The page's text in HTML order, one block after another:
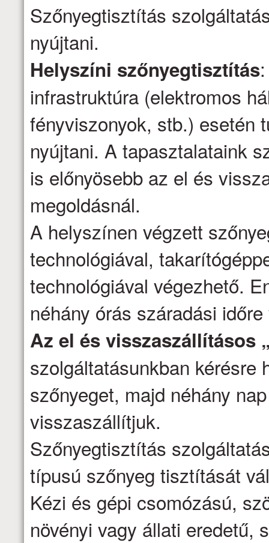
Szőnyegtisztítás
nyújtani.
Helyszíni szőnyegtisztítás
infrastruktúra (elektromos
fényviszonyok, stb.) esetén
nyújtani. A tapasztalataink
is előnyösebb az el és
megoldásnál.
A helyszínen végzett
technológiával,
technológiával végezhető.
néhány órás száradási
Az el és visszaszállításos
szolgáltatásunkban kérésre
szőnyeget, majd néhány
visszaszállítjuk.
Szőnyegtisztítás
típusú szőnyeg tisztítását
Kézi és gépi csomózású,
növényi vagy állati eredetű,